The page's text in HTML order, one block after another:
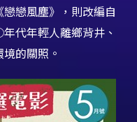
戀風塵》，則改編自
代年輕人離鄉背井、
的關照。